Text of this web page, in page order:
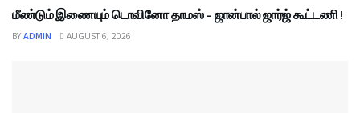
மீண்டும் இணையும் டொவினோ தாமஸ் – ஜான்பால் ஜார்ஜ் கூட்டணி !
BY ADMIN AUGUST 6, 2026